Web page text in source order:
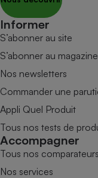
Informer
S’abonner au site
S’abonner au magazine
Nos newsletters
Commander une
Appli Quel Produit
Tous nos tests de
Accompagner
Tous nos comparateurs
Nos services